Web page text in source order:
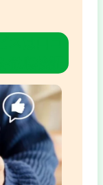
は口コ
底検証